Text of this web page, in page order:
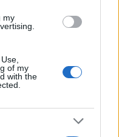
my
of my
with the
ad Arzachena: ferito il
salvate dai vigili